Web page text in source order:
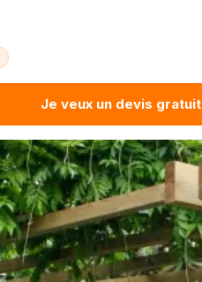
Je veux un devis gratuit